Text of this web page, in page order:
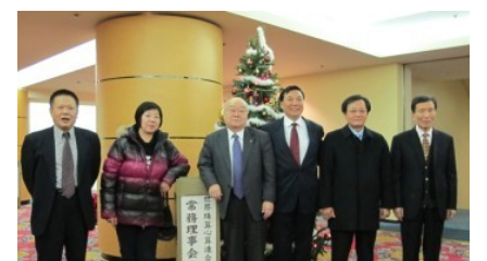
學生的支持，特別感謝本會各位導師的專業服務態度和精神，至令
考試流程得以順利圓滿地進行。以有形的成績來看兒童無形的潛能
發展，認證系統的確是衡量..